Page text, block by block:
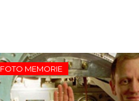
FOTO MEMORIE